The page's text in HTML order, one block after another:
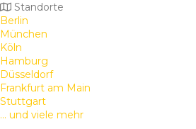
Standorte
Berlin
München
Köln
Hamburg
Düsseldorf
Frankfurt am Main
Stuttgart
... und viele mehr